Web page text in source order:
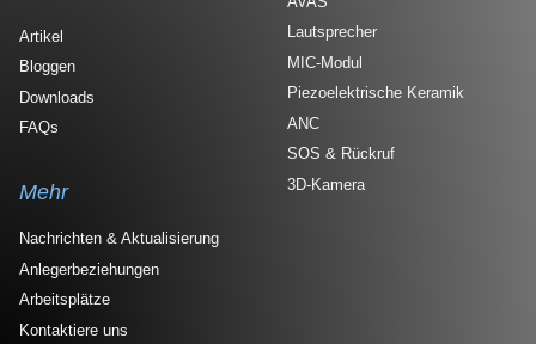
Lautsprecher
MIC-Modul
Piezoelektrische Keramik
ANC
SOS & Rückruf
3D-Kamera
Artikel
Bloggen
Downloads
FAQs
Mehr
Nachrichten & Aktualisierung
Anlegerbeziehungen
Arbeitsplätze
Kontaktiere uns